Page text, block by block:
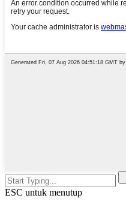
ESC untuk menutup